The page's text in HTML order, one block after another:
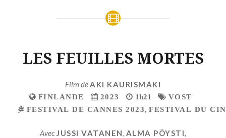
LES FEUILLES MORTES
Film deAKI KAURISMÄKI
FINLANDE 2023 1h21
VOST
FESTIVAL DE CANNES 2023,FESTIVAL DU
AvecJUSSI VATANEN, ALMA PÖYSTI,